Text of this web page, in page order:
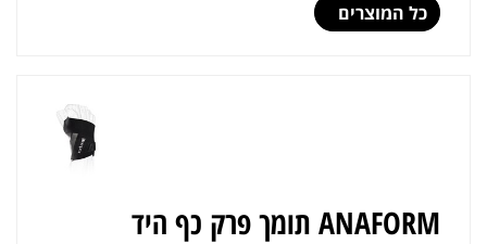
כל המוצרים
ANAFORM תומך פרק כף היד